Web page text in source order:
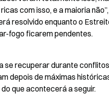
com isso, e a maioria
resolvido enquanto o
fogo ficarem pendentes.
se recuperar durante
depois de máximas
que acontecerá a seguir.